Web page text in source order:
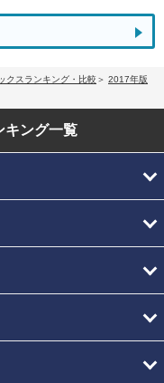
クスランキング・比較
2017年版
キング一覧